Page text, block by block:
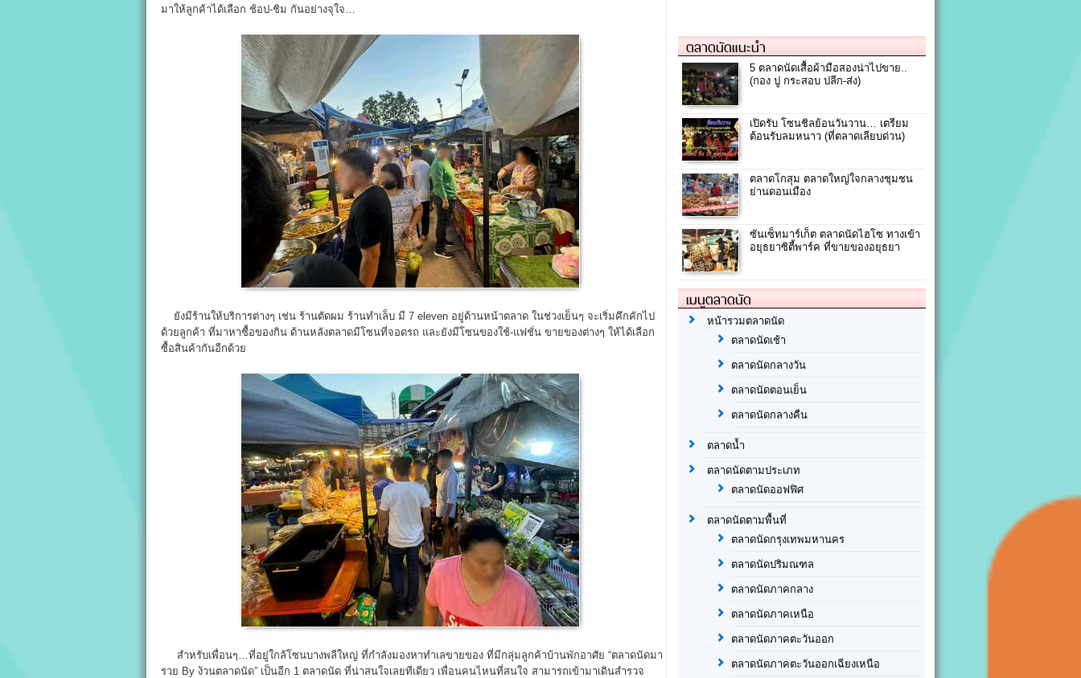
มาให้ลูกค้าได้เลือก ช้อป-ชิม กันอย่างจุใจ…
ยังมีร้านให้บริการต่างๆ เช่น ร้านตัดผม ร้านทำเล็บ มี 7 eleven อยู่ด้านหน้าตลาด ในช่วงเย็นๆ จะเริ่มคึกคักไป
ด้วยลูกค้า ที่มาหาซื้อของกิน ด้านหลังตลาดมีโซนที่จอดรถ และยังมีโซนของใช้-แฟชั่น ขายของต่างๆ ให้ได้เลือก
ซื้อสินค้ากันอีกด้วย
สำหรับเพื่อนๆ…ที่อยู่ใกล้โซนบางพลีใหญ่ ที่กำลังมองหาทำเลขายของ ที่มีกลุ่มลูกค้าบ้านพักอาศัย “ตลาดนัดมา
รวย By ง้วนตลาดนัด” เป็นอีก 1 ตลาดนัด ที่น่าสนใจเลยทีเดียว เพื่อนคนไหนที่สนใจ สามารถเข้ามาเดินสำรวจ
ตลาดนัดแนะนำ
5 ตลาดนัดเสื้อผ้ามือสองน่าไปขาย..
(กอง ปู กระสอบ ปลีก-ส่ง)
เปิดรับ โซนชิลย้อนวันวาน… เตรียม
ต้อนรับลมหนาว (ที่ตลาดเลียบด่วน)
ตลาดโกสุม ตลาดใหญ่ใจกลางชุมชน
ย่านดอนเมือง
ซันเซ็ทมาร์เก็ต ตลาดนัดไฮโซ ทางเข้า
อยุธยาซิตี้พาร์ค ที่ขายของอยุธยา
เมนูตลาดนัด
หน้ารวมตลาดนัด
ตลาดนัดเช้า
ตลาดนัดกลางวัน
ตลาดนัดตอนเย็น
ตลาดนัดกลางคืน
ตลาดน้ำ
ตลาดนัดตามประเภท
ตลาดนัดออฟฟิศ
ตลาดนัดตามพื้นที่
ตลาดนัดกรุงเทพมหานคร
ตลาดนัดปริมณฑล
ตลาดนัดภาคกลาง
ตลาดนัดภาคเหนือ
ตลาดนัดภาคตะวันออก
ตลาดนัดภาคตะวันออกเฉียงเหนือ